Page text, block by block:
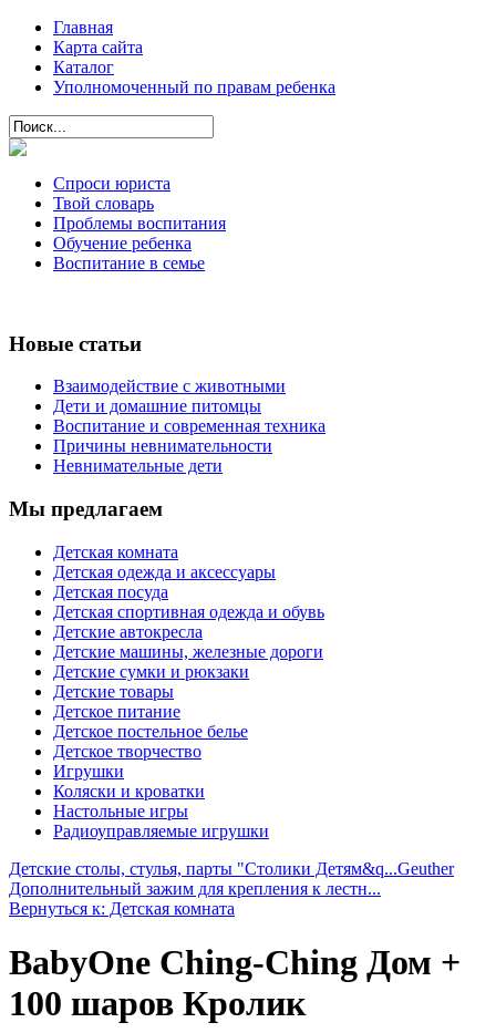
Главная
Карта сайта
Каталог
Уполномоченный по правам ребенка
Спроси юриста
Твой словарь
Проблемы воспитания
Обучение ребенка
Воспитание в семье
Новые статьи
Взаимодействие с животными
Дети и домашние питомцы
Воспитание и современная техника
Причины невнимательности
Невнимательные дети
Мы предлагаем
Детская комната
Детская одежда и аксессуары
Детская посуда
Детская спортивная одежда и обувь
Детские автокресла
Детские машины, железные дороги
Детские сумки и рюкзаки
Детские товары
Детское питание
Детское постельное белье
Детское творчество
Игрушки
Коляски и кроватки
Настольные игры
Радиоуправляемые игрушки
Детские столы, стулья, парты "Столики Детям&q...Geuther
Дополнительный зажим для крепления к лестн...
Вернуться к: Детская комната
BabyOne Ching-Ching Дом +
100 шаров Кролик